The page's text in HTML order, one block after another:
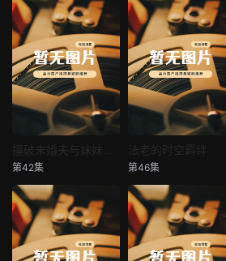
撞破未婚夫与妹妹打野战
第42集
法老的时空羁绊
第46集